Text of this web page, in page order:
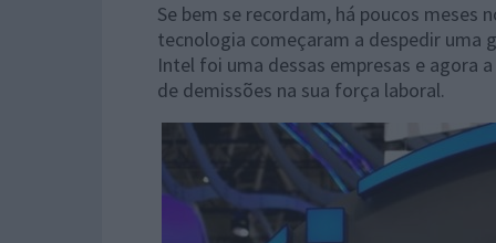
Se bem se recordam, há poucos meses
tecnologia começaram a despedir uma
Intel foi uma dessas empresas e agora
de demissões na sua força laboral.